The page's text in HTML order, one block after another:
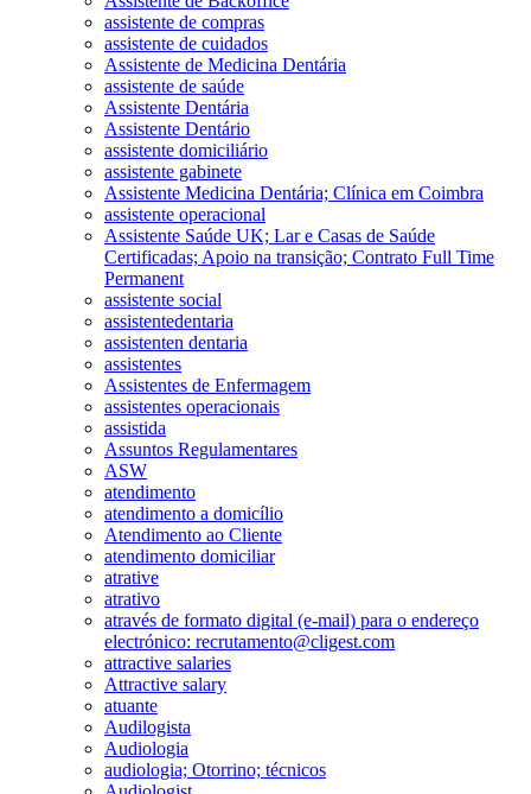
assistente de compras
assistente de cuidados
Assistente de Medicina Dentária
assistente de saúde
Assistente Dentária
Assistente Dentário
assistente domiciliário
assistente gabinete
Assistente Medicina Dentária; Clínica em Coimbra
assistente operacional
Assistente Saúde UK; Lar e Casas de Saúde
Certificadas; Apoio na transição; Contrato Full Time
Permanent
assistente social
assistentedentaria
assistenten dentaria
assistentes
Assistentes de Enfermagem
assistentes operacionais
assistida
Assuntos Regulamentares
ASW
atendimento
atendimento a domicílio
Atendimento ao Cliente
atendimento domiciliar
atrative
atrativo
através de formato digital (e-mail) para o endereço
electrónico: recrutamento@cligest.com
attractive salaries
Attractive salary
atuante
Audilogista
Audiologia
audiologia; Otorrino; técnicos